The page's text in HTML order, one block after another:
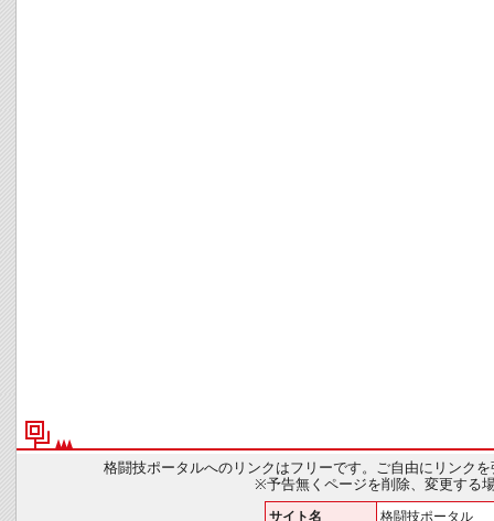
格闘技ポータルへのリンクはフリーです。ご自由にリンク
※予告無くページを削除、変更する
サイト名 格闘技ポータル